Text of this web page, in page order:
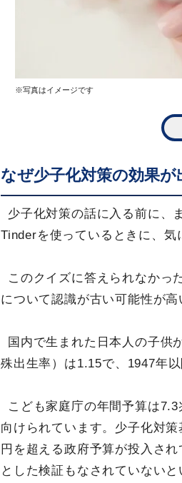
※写真はイメージです
なぜ少子化対策の効果
少子化対策の話に入る前に、
Tinderを使っているときに、気
このクイズに答えられなかっ
について認識が古い可能性が
国内で生まれた日本人の子供
殊出生率）は1.15で、1947年
こども家庭庁の年間予算は
向けられています。少子化対
円を超える政府予算が投入さ
とした検証もなされていない